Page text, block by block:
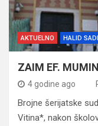
AKTUELNO HALID
ZAIM EF.
4 godine ago
Brojne šerijatske
Vitina*, nakon